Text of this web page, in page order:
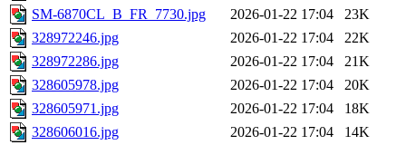
SM-6870CL_B_FR_7730.jpg
2026-01-22 17:04
23K
328972246.jpg
2026-01-22 17:04
22K
328972286.jpg
2026-01-22 17:04
21K
328605978.jpg
2026-01-22 17:04
20K
328605971.jpg
2026-01-22 17:04
18K
328606016.jpg
2026-01-22 17:04
14K